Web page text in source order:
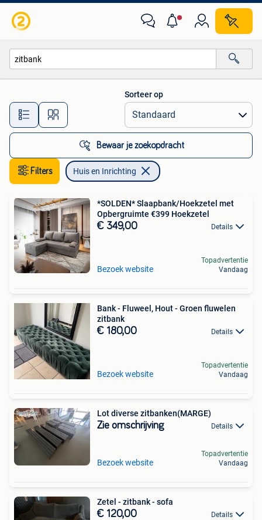
Alle afstanden…
Sorteer op
Bewaar je zoekopdracht
Filters Huis en Inrichting
*SOLDEN* Slaapbank/Hoekzetel met
Opbergruimte €399 Hoekzetel
€ 349,00 Details
Bezoek website
Topadvertentie
Vandaag
Bank - Fluweel, Hout - Groen fluwelen
zitbank
€ 180,00 Details
Bezoek website
Topadvertentie
Vandaag
Lot diverse zitbanken(MARGE)
Zie omschrijving Details
Bezoek website
Topadvertentie
Vandaag
Zetel - zitbank - sofa
€ 120,00 Details